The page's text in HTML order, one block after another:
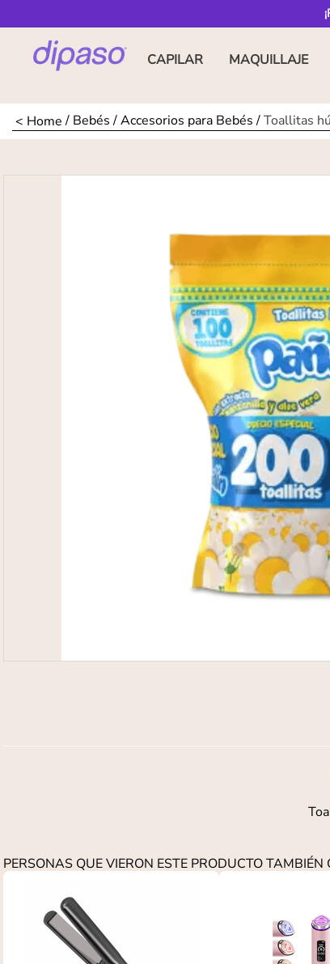
CAPILAR MAQUILLAJE
Bebés Accesorios para Bebés Toallitas
PERSONAS QUE VIERON ESTE PRODUCTO TAMBIÉN